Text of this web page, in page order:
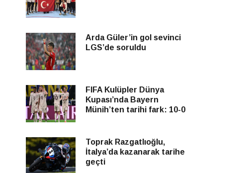
Arda Güler’in gol sevinci
LGS’de soruldu
FIFA Kulüpler Dünya
Kupası’nda Bayern
Münih’ten tarihi fark: 10-0
Toprak Razgatlıoğlu,
İtalya’da kazanarak tarihe
geçti